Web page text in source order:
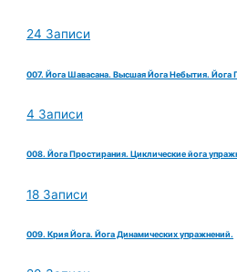
24 Записи
007. Йога Шавасана. Высшая Йога Небытия. Йога
4 Записи
008. Йога Простирания. Циклические йога
18 Записи
009. Крия Йога. Йога Динамических упражнений.